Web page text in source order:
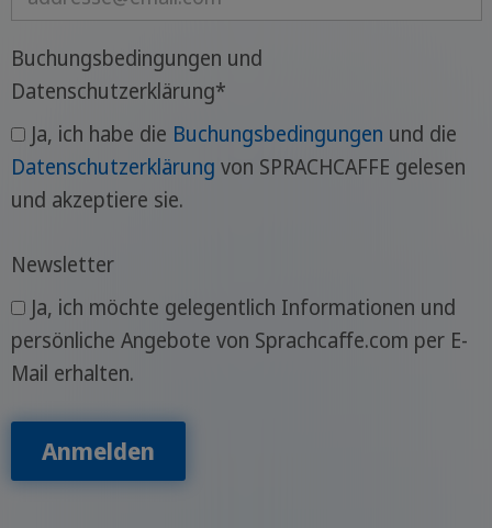
Buchungsbedingungen und
Datenschutzerklärung*
Ja, ich habe die Buchungsbedingungen und die
Datenschutzerklärung von SPRACHCAFFE gelesen
und akzeptiere sie.
Newsletter
Ja, ich möchte gelegentlich Informationen und
persönliche Angebote von Sprachcaffe.com per E-
Mail erhalten.
Anmelden